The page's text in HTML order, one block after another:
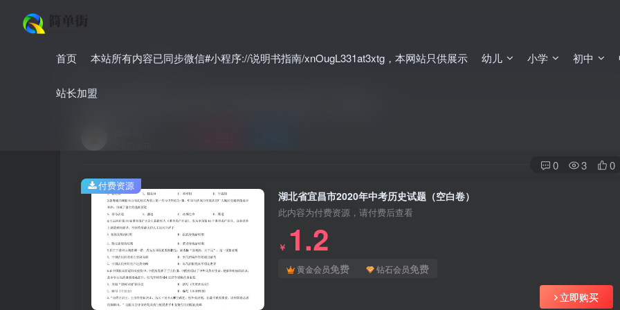
首页 本站所有内容已同步微信#小程序://说明书指南/xnOugL331at3xtg，本网站只供展示 幼儿 小学 初中
站长加盟
首页 中考 中考真题 正文
湖北省宜昌市2020年中考历史试题（空白卷）
0 3 0
湖北省宜昌市2020年中考历史试题（空白卷）
此内容为付费资源，请付费后查看
￥ 1.2
黄金会员免费 钻石会员免费
立即购买
付费资源